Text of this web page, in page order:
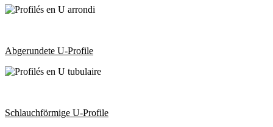
Abgerundete U-Profile
Schlauchförmige U-Profile